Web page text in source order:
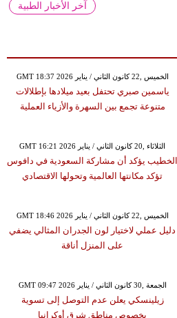
آخر الأخبار الطبية
GMT 18:37 2026 الخميس ,22 كانون الثاني / يناير
ياسمين صبري تحتفل بعيد ميلادها بإطلالات
متنوعة تجمع بين السهرة والأزياء العملية
GMT 16:21 2026 الثلاثاء ,20 كانون الثاني / يناير
الخطيب يؤكد أن مشاركة السعودية في دافوس
تؤكد مكانتها العالمية وتحولها الاقتصادي
GMT 18:46 2026 الخميس ,22 كانون الثاني / يناير
دليل عملي لاختيار لون الجدران المثالي يضفي
على المنزل أناقة
GMT 09:47 2026 الجمعة ,30 كانون الثاني / يناير
زيلينسكي يعلن عدم التوصل إلى تسوية
بخصوص مناطق شرق أوكرانيا